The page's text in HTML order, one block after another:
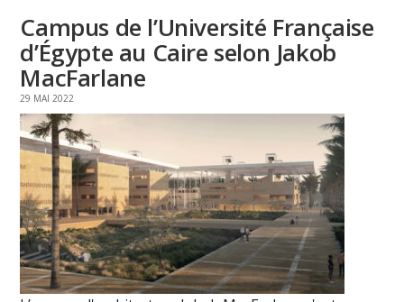
Campus de l’Université Française
d’Égypte au Caire selon Jakob
MacFarlane
29 MAI 2022